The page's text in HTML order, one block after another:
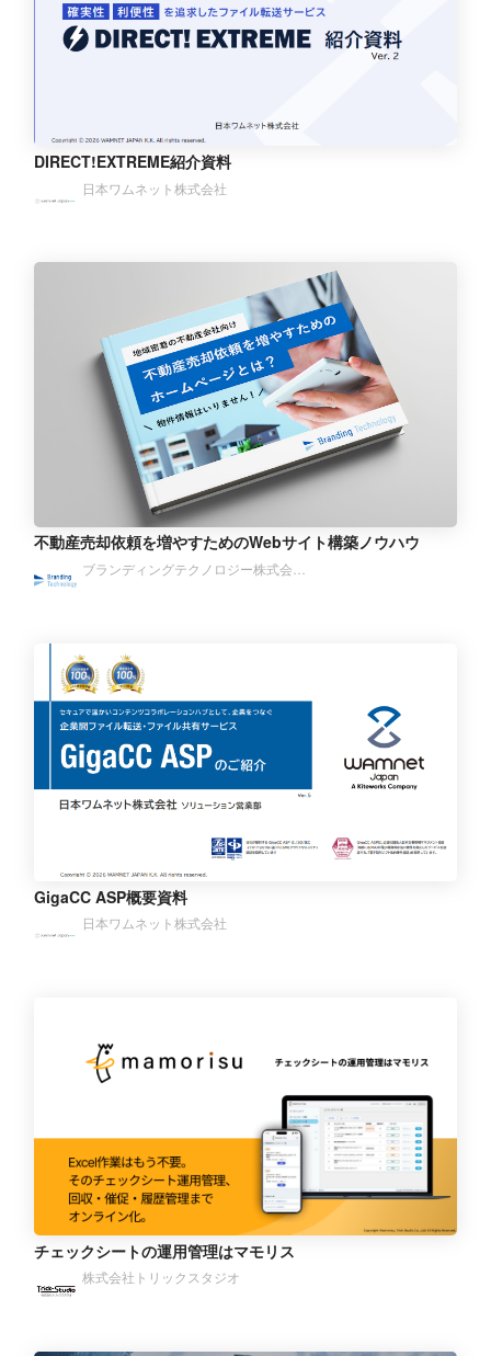
DIRECT!EXTREME紹介資料
日本ワムネット株式会社
不動産売却依頼を増やすためのWebサイト構築ノウハウ
ブランディングテクノロジー株式会…
GigaCC ASP概要資料
日本ワムネット株式会社
チェックシートの運用管理はマモリス
株式会社トリックスタジオ